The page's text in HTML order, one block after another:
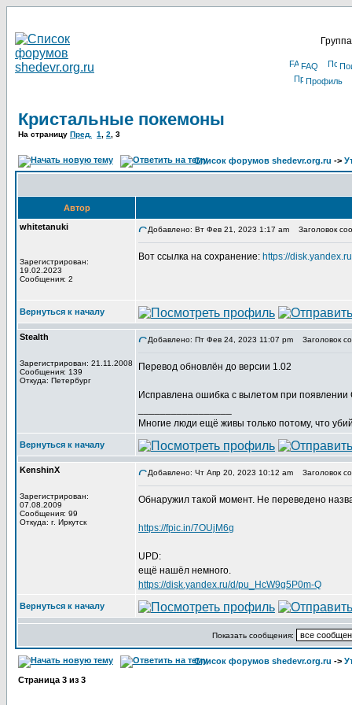
FAQ
Профиль
Кристальные покемоны
На страницу Пред. 1 2 3
Список форумов shedevr.org.ru ->
Автор
whitetanuki
Зарегистрирован:
19.02.2023
Сообщения: 2
Добавлено: Вт Фев 21, 2023 1:17 am Заголовок
Вот ссылка на сохранение: https://
Вернуться к началу
Stealth
Зарегистрирован: 21.11.2008
Сообщения: 139
Откуда: Петербург
Добавлено: Пт Фев 24, 2023 11:07 pm Заголовок
Перевод обновлён до версии 1.02
Исправлена ошибка с вылетом при появлении
Многие люди ещё живы только потому, что
Вернуться к началу
KenshinX
Зарегистрирован:
07.08.2009
Сообщения: 99
Откуда: г. Иркутск
Добавлено: Чт Апр 20, 2023 10:12 am Заголовок
Обнаружил такой момент. Не переведено
https://fpic.in/7OUjM6g
UPD:
ещё нашёл немного.
https://disk.yandex.ru/d/pu_HcW9g5P0m-Q
Вернуться к началу
Показать сообщения:
Список форумов shedevr.org.ru ->
Страница 3 из 3